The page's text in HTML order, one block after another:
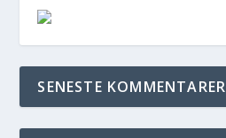
SENESTE KOMMENTARER